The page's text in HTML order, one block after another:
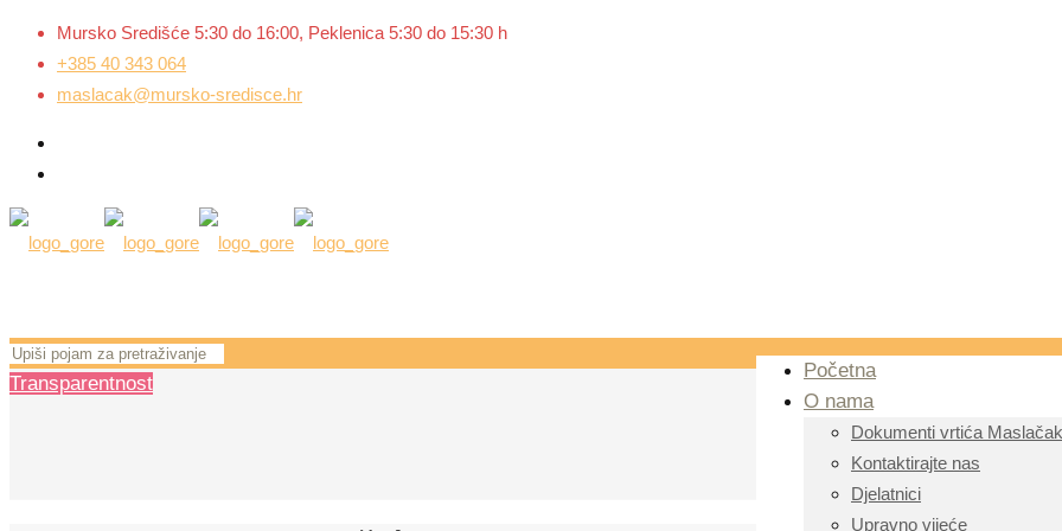
Mursko Središće 5:30 do 16:00, Peklenica 5:30 do 15:30 h
+385 40 343 064
maslacak@mursko-sredisce.hr
Početna
O nama
Dokumenti vrtića Maslačak
Kontaktirajte nas
Djelatnici
Upravno vijeće
Transparentnost